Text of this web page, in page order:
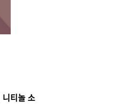
니티놀 소